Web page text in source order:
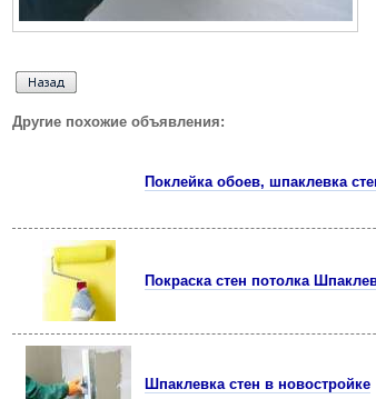
Другие похожие объявления:
Поклейка обоев, шпаклевка
Покраска стен потолка
Шпаклевка стен в новостройке